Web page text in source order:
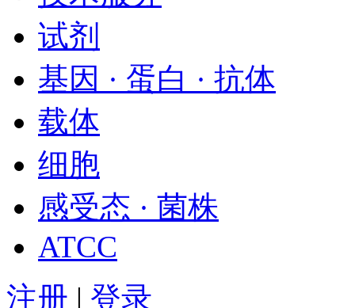
试剂
基因 · 蛋白 · 抗体
载体
细胞
感受态 · 菌株
ATCC
注册 | 登录